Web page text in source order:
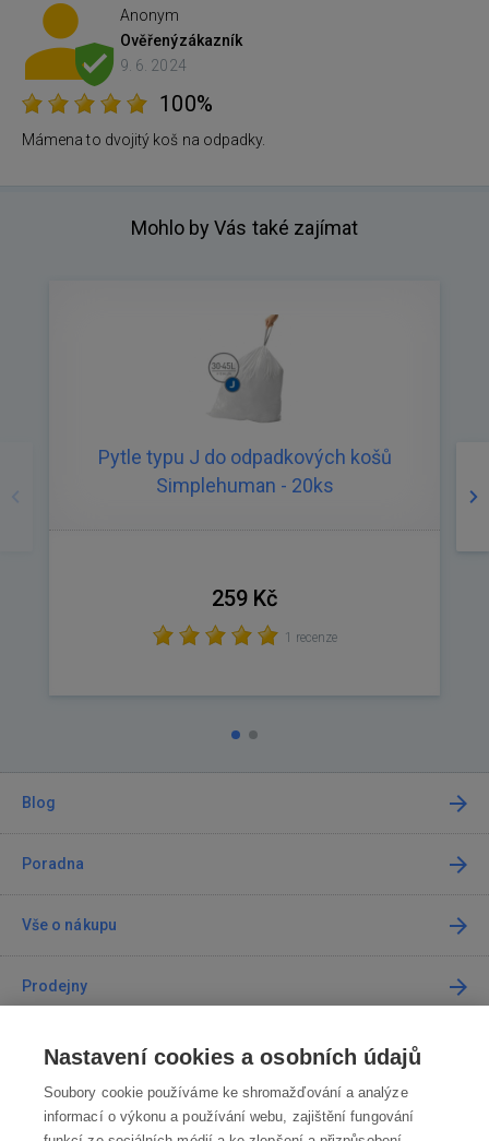
Anonym
Ověřenýzákazník
9. 6. 2024
100%
Mámena to dvojitý koš na odpadky.
Mohlo by Vás také zajímat
Pytle typu J do odpadkových košů
Simplehuman - 20ks
259 Kč
1 recenze
Blog
Poradna
Vše o nákupu
Prodejny
Kontakt
Kontaktujte nás
Nastavení cookies a osobních údajů
Soubory cookie používáme ke shromažďování a analýze
informací o výkonu a používání webu, zajištění fungování